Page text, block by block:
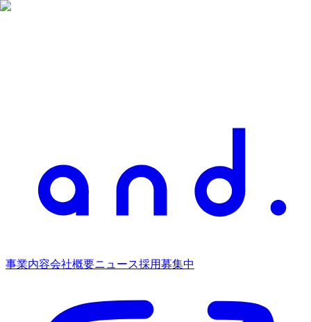
事業内容会社概要ニュース採用募集中